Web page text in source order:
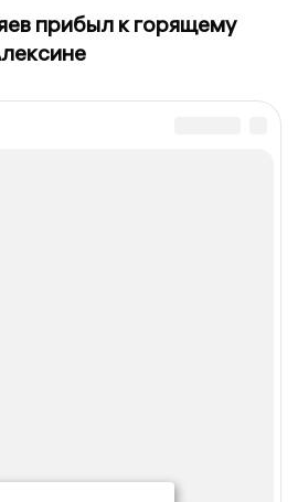
прибыл к горящему